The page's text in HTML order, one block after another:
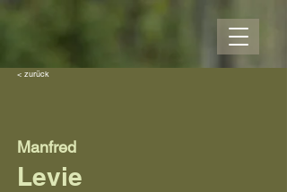
< zurück
Manfred
Levie